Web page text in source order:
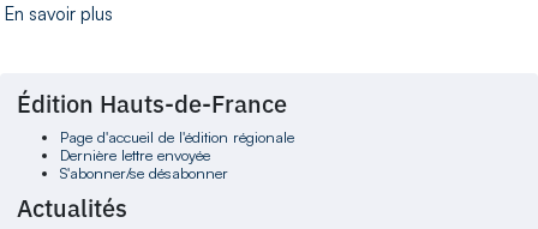
En savoir plus
Édition Hauts-de-France
Page d'accueil de l'édition régionale
Dernière lettre envoyée
S'abonner/se désabonner
Actualités